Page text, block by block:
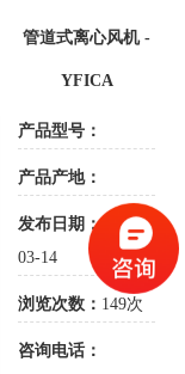
管道式离心风机 -
YFICA
产品型号：
产品产地：
发布日期： 2019-
03-14
浏览次数： 149次
咨询电话：